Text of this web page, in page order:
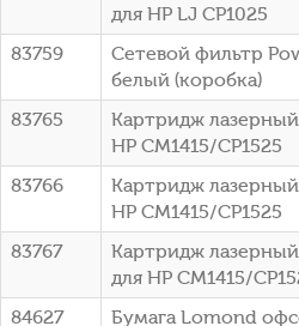
для HP LJ CP1025
83759
Сетевой фильтр
белый (коробка)
83765
Картридж лазерный
HP CM1415/CP1525
83766
Картридж лазерный
HP CM1415/CP1525
83767
Картридж лазерный
для HP CM1415/
84627
Бумага Lomond